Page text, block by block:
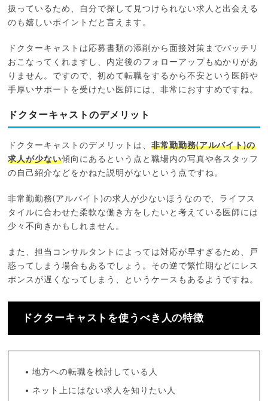
扱っているため、自分で探して見つけられない求人と出会える
のも嬉しいポイントだと言えます。
ドクターキャストは応募書類の添削から面接対策までバッチリ
おこなってくれますし、内定後のフォローアップもぬかりがあ
りません。ですので、初めて転職をするから不安という医師や
手厚いサポートを受けたい医師には、非常におすすめですね。
ドクターキャストのデメリット
ドクターキャストのデメリットは、 非常勤勤務(アルバイト)の
求人が少ない傾向にあるという点と職場内の写真や各スタッフ
の自己紹介などをかねた説明がないという点ですね。
非常勤勤務(アルバイト)の求人が少ないほうなので、ライフス
タイルに合わせた柔軟な働き方をしたいと考えている医師には
少々不向きかもしれません。
また、担当コンサルタントによっては対応が早すぎるため、戸
惑ってしまう場合もあるでしょう。その逆で繁忙期などにレス
ポンスが遅くなってしまう、というケースもあるようですね。
ドクターキャストを使うべき人の特徴
地方への転職を検討している人
ネット上にはない求人を知りたい人